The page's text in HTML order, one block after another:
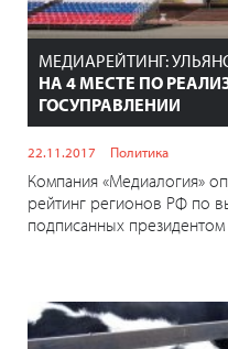
МЕДИАРЕЙТИНГ:
НА 4 МЕСТЕ ПО
ГОСУПРАВЛЕНИИ
22.11.2017 Политика
Компания «Медиалогия»
рейтинг регионов РФ по
подписанных